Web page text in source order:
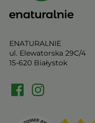
ENATURALNIE
ul. Elewatorska 29C/4
15-620 Białystok